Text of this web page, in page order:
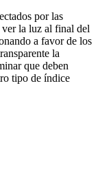
por las
ver la luz al final del
a favor de los
la
que deben
tipo de índice